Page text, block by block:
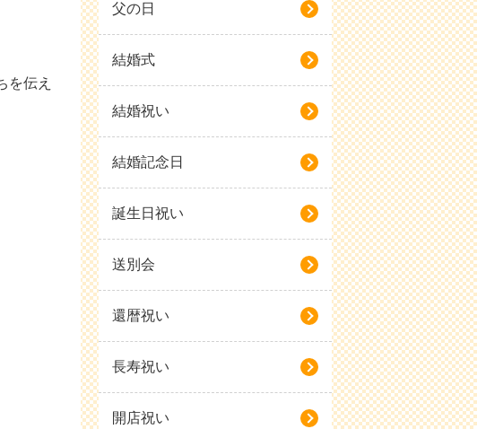
を伝え
父の日
結婚式
結婚祝い
結婚記念日
誕生日祝い
送別会
還暦祝い
長寿祝い
開店祝い